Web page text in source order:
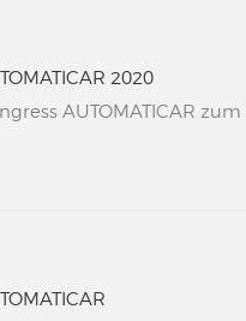
2020
AUTOMATICAR zum